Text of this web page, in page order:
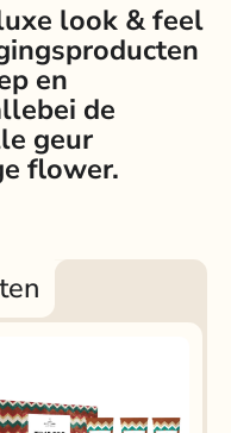
look & feel
en
de
geur
flower.